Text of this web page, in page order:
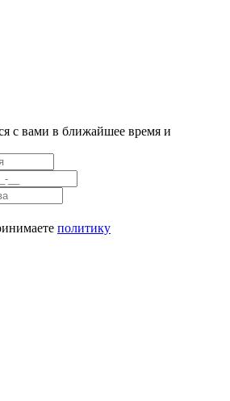
с вами в ближайшее время и
политику